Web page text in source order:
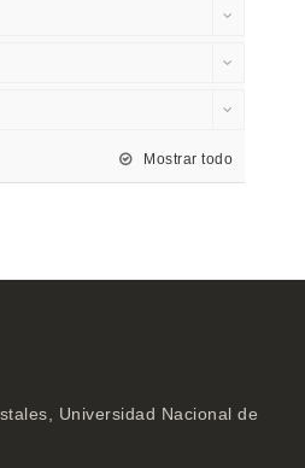
Mostrar todo
Universidad Nacional de